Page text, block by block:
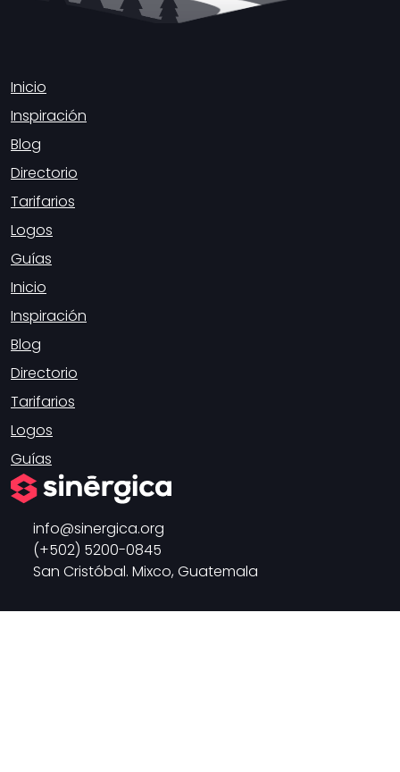
Inicio
Inspiración
Blog
Directorio
Tarifarios
Logos
Guías
Inicio
Inspiración
Blog
Directorio
Tarifarios
Logos
Guías
info
sinergica.org
(+502) 5200-0845
San Cristóbal. Mixco, Guatemala